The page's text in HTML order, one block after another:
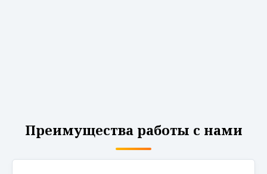
Преимущества работы с нами